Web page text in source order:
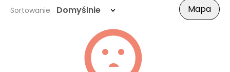
Sortowanie Domyślnie Mapa